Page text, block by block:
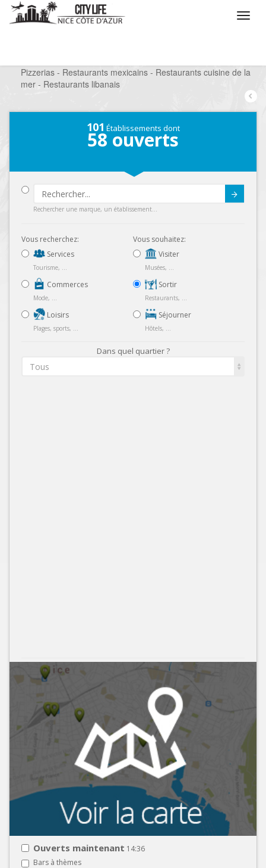
Pizzerias - Restaurants mexicains - Restaurants cuisine de la
mer - Restaurants libanais
101 Établissements dont
58 ouverts
Rechercher une marque, un établissement...
Vous recherchez:
Services
Tourisme, ...
Commerces
Mode, ...
Loisirs
Plages, sports, ...
Vous souhaitez:
Visiter
Musées, ...
Sortir
Restaurants, ...
Séjourner
Hôtels, ...
Dans quel quartier ?
Tous
Ouverts maintenant 14:36
Bars à thèmes